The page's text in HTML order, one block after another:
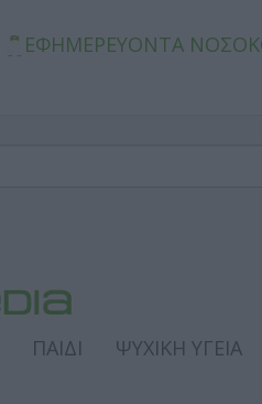
ΕΦΗΜΕΡΕΥΟΝΤΑ
ΠΑΙΔΙ ΨΥΧΙΚΗ ΥΓΕΙΑ